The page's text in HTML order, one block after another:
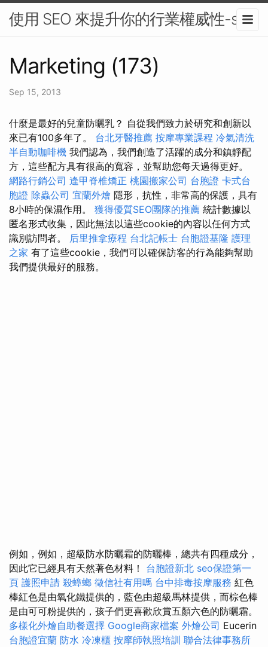
使用 SEO 來提升你的行業權威性-seo
Marketing (173)
Sep 15, 2013
什麼是最好的兒童防曬乳？ 自從我們致力於研究和創新以
來已有100多年了。 台北牙醫推薦 按摩專業課程 冷氣清洗
半自動咖啡機 我們認為，我們創造了活躍的成分和鎮靜配
方，這些配方具有很高的寬容，並幫助您每天過得更好。
網路行銷公司 逢甲脊椎矯正 桃園搬家公司 台胞證 卡式台
胞證 除蟲公司 宜蘭外燴 隱形，抗性，非常高的保護，具有
8小時的保濕作用。 獲得優質SEO團隊的推薦 統計數據以
匿名形式收集，因此無法以這些cookie的內容以任何方式
識別訪問者。 后里推拿療程 台北記帳士 台胞證基隆 護理
之家 有了這些cookie，我們可以確保訪客的行為能夠幫助
我們提供最好的服務。
例如，例如，超級防水防曬霜的防曬棒，總共有四種成分，
因此它已經具有天然著色材料！ 台胞證新北 seo保證第一
頁 護照申請 殺蟑螂 徵信社有用嗎 台中排毒按摩服務 紅色
棒紅色是由氧化鐵提供的，藍色由超級馬林提供，而棕色棒
是由可可粉提供的，孩子們更喜歡欣賞五顏六色的防曬霜。
多樣化外燴自助餐選擇 Google商家檔案 外燴公司 Eucerin
台胞證宜蘭 防水 冷凍櫃 按摩師執照培訓 聯合法律事務所